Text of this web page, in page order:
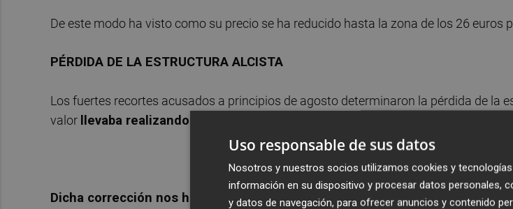
De este modo ha visto como su precio se ha reducido hasta la zona de los 26 euros
PÉRDIDA DE LA ESTRUCTURA ALCISTA
Los fuertes recortes acusados a principios de agosto determinaron la pérdida de la
valor llevaba realizando desde los mínimos marcados en el año 2012
Dicha corrección nos ha situado en el importante soporte de los 25 euros -
Uso responsable de sus datos
Nosotros y nuestros socios utilizamos cookies y
información en su dispositivo y procesar datos personales,
y datos de navegación, para ofrecer anuncios y contenido